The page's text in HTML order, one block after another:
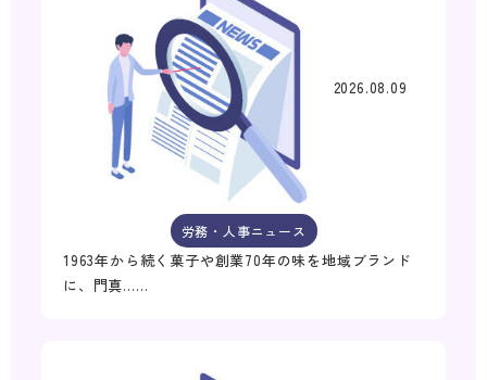
2026.08.09
労務・人事ニュース
1963年から続く菓子や創業70年の味を地域ブランド
に、門真……